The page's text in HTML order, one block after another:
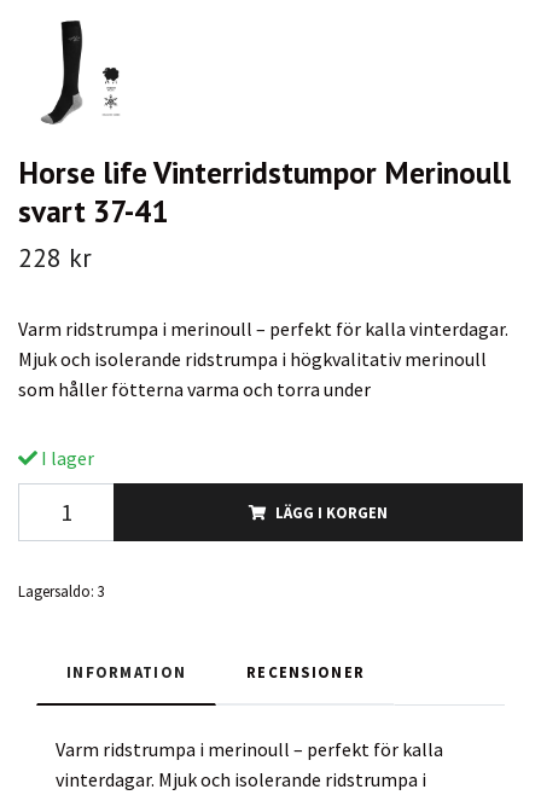
Horse life Vinterridstumpor Merinoull
svart 37-41
228 kr
Varm ridstrumpa i merinoull – perfekt för kalla vinterdagar.
Mjuk och isolerande ridstrumpa i högkvalitativ merinoull
som håller fötterna varma och torra under
I lager
LÄGG I KORGEN
Lagersaldo: 3
INFORMATION RECENSIONER
Varm ridstrumpa i merinoull – perfekt för kalla
vinterdagar. Mjuk och isolerande ridstrumpa i